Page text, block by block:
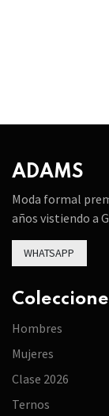
ADAMS
Moda formal
años vistiendo a
WHATSAPP
Hombres
Mujeres
Clase 2026
Ternos